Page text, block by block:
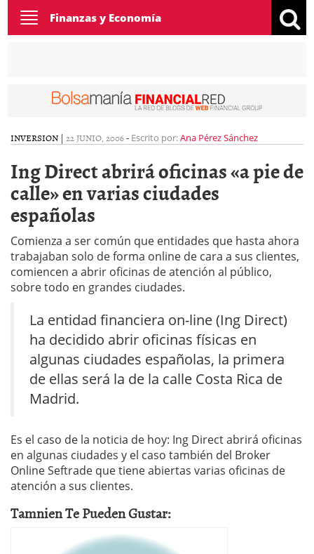
Toggle
navigation
Finanzas y Economía
INVERSION | 22 JUNIO, 2006- Escrito por:Ana Pérez Sánchez
Ing Direct abrirá oficinas «a pie de
calle» en varias ciudades
españolas
Comienza a ser común que entidades que hasta ahora
trabajaban solo de forma online de cara a sus clientes,
comiencen a abrir oficinas de atención al público,
sobre todo en grandes ciudades.
La entidad financiera on-line (Ing Direct)
ha decidido abrir oficinas físicas en
algunas ciudades españolas, la primera
de ellas será la de la calle Costa Rica de
Madrid.
Es el caso de la noticia de hoy: Ing Direct abrirá oficinas
en algunas ciudades y el caso también del Broker
Online Seftrade que tiene abiertas varias oficinas de
atención a sus clientes.
Tamnien Te Pueden Gustar: